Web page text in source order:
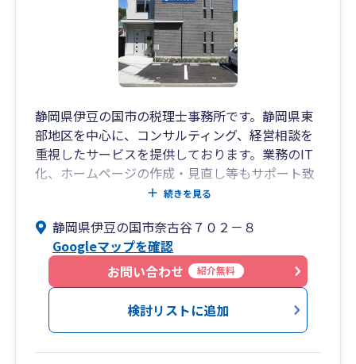
静岡県伊豆の国市の税理士事務所です。静岡県東
部地区を中心に、コンサルティング、経営相談を
重視したサービスを提供しております。業務のIT
化、ホームページの作成・見直し等もサポート致
続きを見る
静岡県伊豆の国市奈古谷７０２－８
Googleマップを確認
お問い合わせ
紹介無料
検討リストに追加